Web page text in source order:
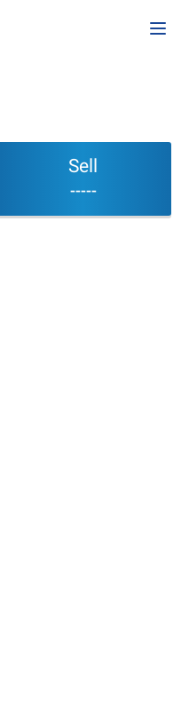
Sell
-----